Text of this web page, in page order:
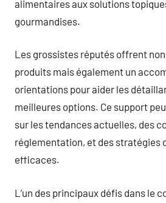
alimentaires aux solutions
gourmandises.
Les grossistes réputés offrent
produits mais également un
orientations pour aider les
meilleures options. Ce support
sur les tendances actuelles, des
réglementation, et des stratégies
efficaces.
L’un des principaux défis dans le